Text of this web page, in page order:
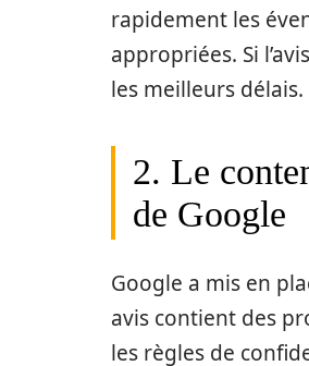
rapidement les
appropriées. Si
les meilleurs délais.
2. Le
de Google
Google a mis en
avis contient des
les règles de